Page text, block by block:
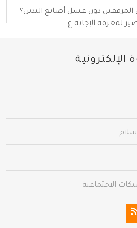
دون غسل أصابع اليدين؟
لمعرفة الإجابة ع ...
الإلكترونية
الاجتماعية